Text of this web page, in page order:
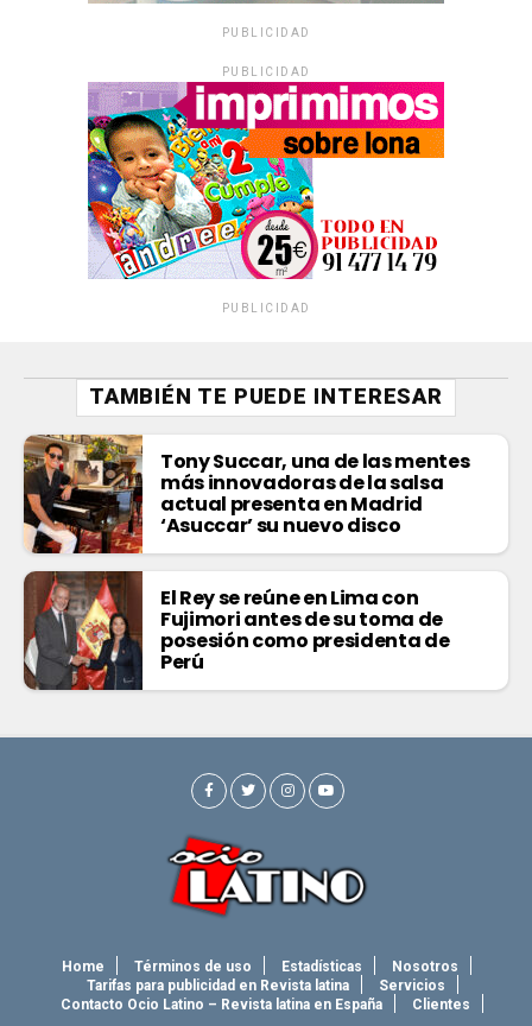
PUBLICIDAD
PUBLICIDAD
PUBLICIDAD
TAMBIÉN TE PUEDE INTERESAR
Tony Succar, una de las mentes
más innovadoras de la salsa
actual presenta en Madrid
‘Asuccar’ su nuevo disco
El Rey se reúne en Lima con
Fujimori antes de su toma de
posesión como presidenta de
Perú
Home Términos de uso Estadísticas
Nosotros
Tarifas para publicidad en Revista latina
Servicios
Contacto Ocio Latino – Revista latina en España
Clientes